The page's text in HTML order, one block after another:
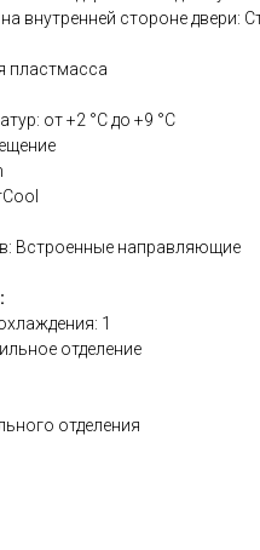
внутренней стороне двери:
пластмасса
от +2 °C до +9 °C
Встроенные направляющие
1
отделение
отделения